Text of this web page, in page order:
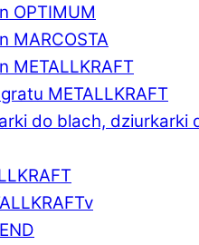
OPTIMUM
MARCOSTA
METALLKRAFT
METALLKRAFT
do blach, dziurkarki